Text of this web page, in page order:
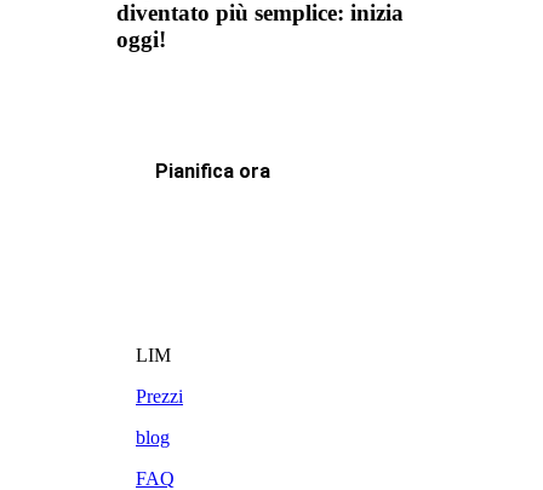
diventato più semplice: inizia
oggi!
Pianifica ora
LIM
Prezzi
blog
FAQ